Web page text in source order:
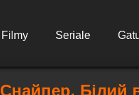
Filmy Seriale
Снайпер. Білий